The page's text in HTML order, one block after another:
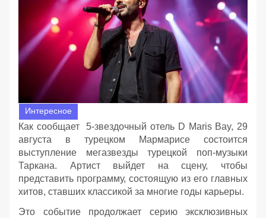
Интересное
Как сообщает 5-звездочный отель D Maris Bay, 29
августа в турецком Мармарисе состоится
выступление мегазвезды турецкой поп-музыки
Таркана. Артист выйдет на сцену, чтобы
представить программу, состоящую из его главных
хитов, ставших классикой за многие годы карьеры.
Это событие продолжает серию эксклюзивных